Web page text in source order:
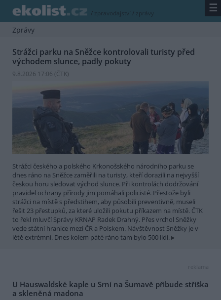
/ zpravodajství / zprávy ☰
Zprávy
Strážci parku na Sněžce kontrolovali turisty před
východem slunce, padly pokuty
9.8.2026 17:06 (ČTK)
Strážci českého a polského Krkonošského národního parku se
dnes ráno na Sněžce zaměřili na turisty, kteří dorazili na nejvyšší
českou horu sledovat východ slunce. Při kontrolách dodržování
pravidel ochrany přírody jim pomáhali policisté. Přestože byli
strážci na místě s předstihem, aby působili preventivně, museli
řešit 23 přestupků, za které uložili pokutu příkazem na místě. ČTK
to řekl mluvčí Správy KRNAP Radek Drahný. Přes vrchol Sněžky
vede státní hranice mezi ČR a Polskem. Návštěvnost Sněžky je v
létě extrémní. Dnes kolem páté ráno tam bylo 500 lidí.
reklama
U Hauswaldské kaple u Srní na Šumavě přibude stříška
a skleněná madona